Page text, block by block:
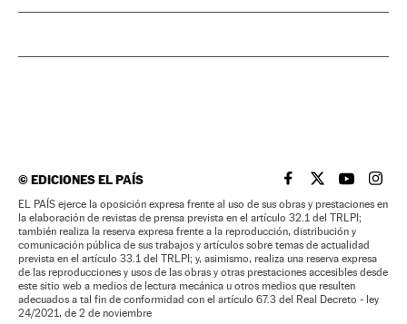
©EDICIONES EL PAÍS EL PAÍS BRASIL EN
EL PAÍSEL PAÍS
EL
EL PAÍS ejerce la oposición expresa frente al uso de sus obras y prestaciones en
la elaboración de revistas de prensa prevista en el artículo 32.1 del TRLPI;
también realiza la reserva expresa frente a la reproducción, distribución y
comunicación pública de sus trabajos y artículos sobre temas de actualidad
prevista en el artículo 33.1 del TRLPI; y, asimismo, realiza una reserva expresa
de las reproducciones y usos de las obras y otras prestaciones accesibles desde
este sitio web a medios de lectura mecánica u otros medios que resulten
adecuados a tal fin de conformidad con el artículo 67.3 del Real Decreto - ley
24/2021, de 2 de noviembre